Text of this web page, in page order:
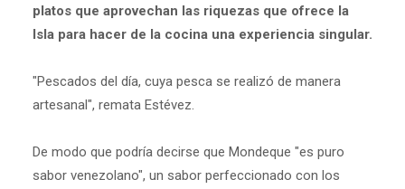
platos que aprovechan las riquezas que ofrece la
Isla para hacer de la cocina una experiencia singular.
"Pescados del día, cuya pesca se realizó de manera
artesanal", remata Estévez.
De modo que podría decirse que Mondeque "es puro
sabor venezolano", un sabor perfeccionado con los